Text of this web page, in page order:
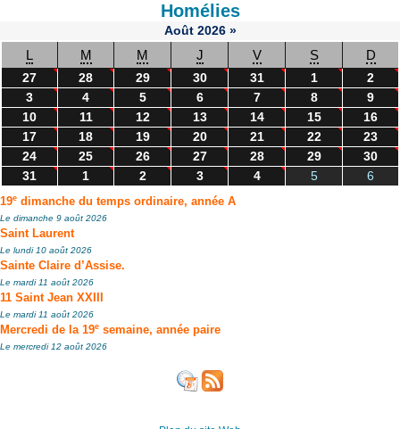
Homélies
Août 2026 »
L M M J V S D
27 28 29 30 31 1
2
3
4 5 6 7 8
9
10
11 12 13 14 15
16
17
18 19 20 21 22
23
24
25 26 27 28 29
30
31
1 2 3 4 5 6
19e dimanche du temps ordinaire, année A
Le dimanche 9 août 2026
Saint Laurent
Le lundi 10 août 2026
Sainte Claire d’Assise.
Le mardi 11 août 2026
11 Saint Jean XXIII
Le mardi 11 août 2026
Mercredi de la 19e semaine, année paire
Le mercredi 12 août 2026